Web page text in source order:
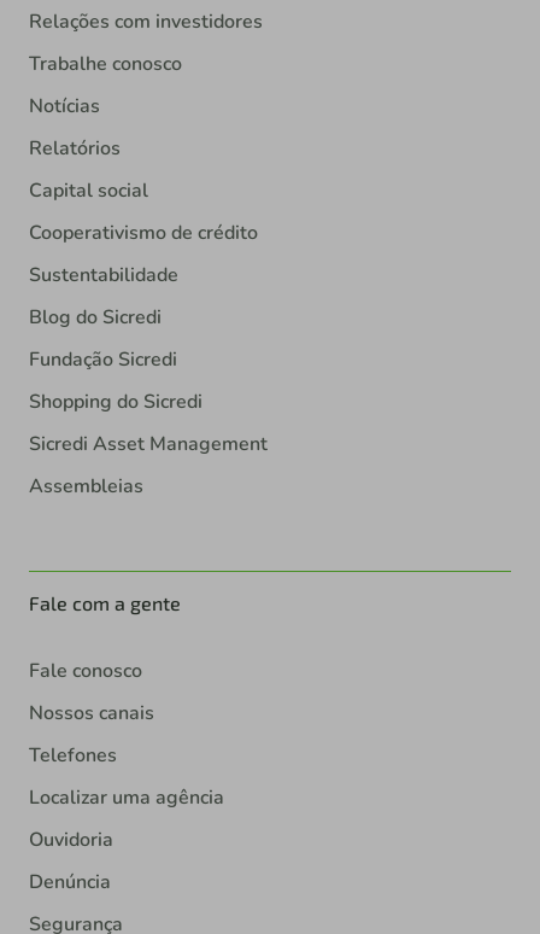
Relações com investidores
Trabalhe conosco
Notícias
Relatórios
Capital social
Cooperativismo de crédito
Sustentabilidade
Blog do Sicredi
Fundação Sicredi
Shopping do Sicredi
Sicredi Asset Management
Assembleias
Fale com a gente
Fale conosco
Nossos canais
Telefones
Localizar uma agência
Ouvidoria
Denúncia
Segurança